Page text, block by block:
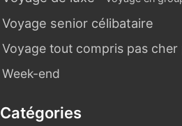
Voyage senior célibataire
Voyage tout compris pas cher
Week-end
Catégories